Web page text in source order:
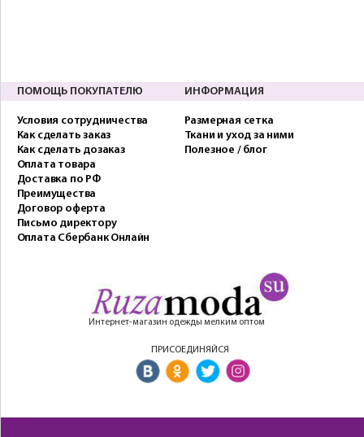
ПОМОЩЬ ПОКУПАТЕЛЮ
Условия сотрудничества
Как сделать заказ
Как сделать дозаказ
Оплата товара
Доставка по РФ
Преимущества
Договор оферта
Письмо директору
Оплата Сбербанк Онлайн
ИНФОРМАЦИЯ
Размерная сетка
Ткани и уход за ними
Полезное / блог
Интернет-магазин одежды мелким оптом
ПРИСОЕДИНЯЙСЯ